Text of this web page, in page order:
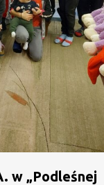
w „Podleśnej